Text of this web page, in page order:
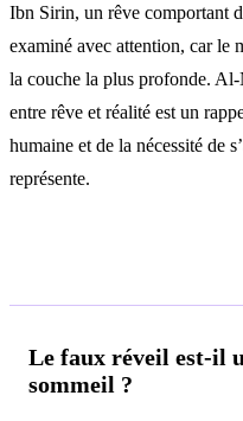
Ibn Sirin, un rêve comportant
examiné avec attention, car le
la couche la plus profonde.
entre rêve et réalité est un
humaine et de la nécessité de
représente.
Le faux réveil est-il
sommeil ?